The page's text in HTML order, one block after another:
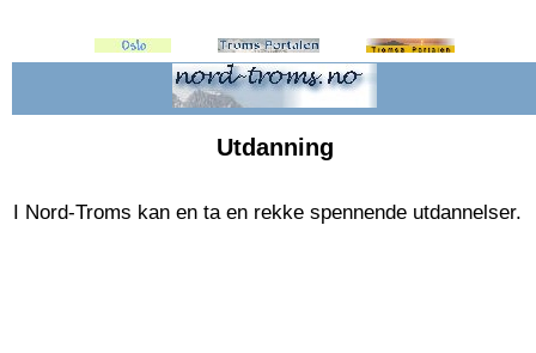
Utdanning
I Nord-Troms kan en ta en rekke spennende utdannelser.